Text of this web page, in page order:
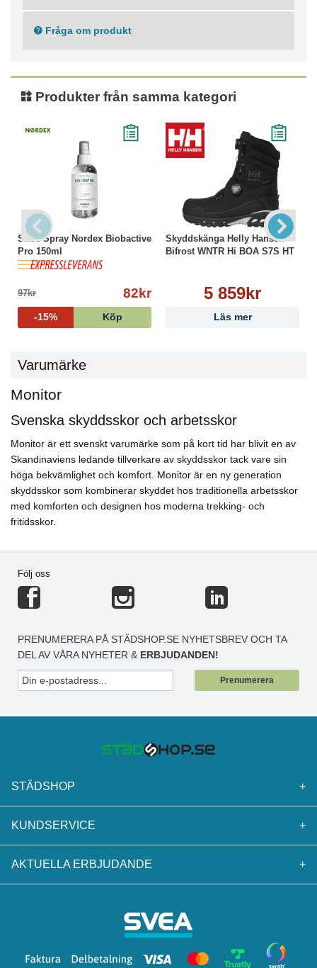
Fråga om produkt
Produkter från samma kategori
Shoe Spray Nordex Biobactive
Pro 150ml
97kr 82kr
-15% Köp
Skyddskänga Helly Hansen
Bifrost WNTR Hi BOA S7S HT
5 859kr
Läs mer
Varumärke
Monitor
Svenska skyddsskor och arbetsskor
Monitor är ett svenskt varumärke som på kort tid har blivit en av
Skandinaviens ledande tillverkare av skyddsskor tack vare sin
höga bekvämlighet och komfort. Monitor är en ny generation
skyddsskor som kombinerar skyddet hos traditionella arbetsskor
med komforten och designen hos moderna trekking- och
fritidsskor.
Följ oss
PRENUMERERA PÅ STÄDSHOP.SE NYHETSBREV OCH TA
DEL AV VÅRA NYHETER & ERBJUDANDEN!
Prenumerera
STÄDSHOP +
KUNDSERVICE +
AKTUELLA ERBJUDANDE +